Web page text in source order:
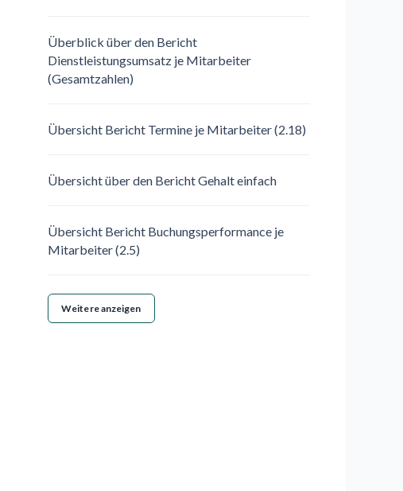
Überblick über den Bericht
Dienstleistungsumsatz je Mitarbeiter
(Gesamtzahlen)
Übersicht Bericht Termine je Mitarbeiter (2.18)
Übersicht über den Bericht Gehalt einfach
Übersicht Bericht Buchungsperformance je
Mitarbeiter (2.5)
Weitere anzeigen